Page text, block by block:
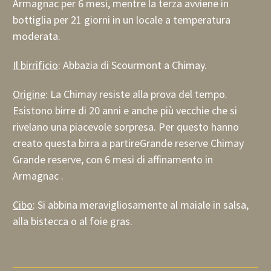
Armagnac per 6 mesi, mentre la terza avviene in
bottiglia per 21 giorni in un locale a temperatura
moderata.
Il birrificio: Abbazia di Scourmont a Chimay.
Origine: La Chimay resiste alla prova del tempo.
Esistono birre di 20 anni e anche più vecchie che si
rivelano una piacevole sorpresa. Per questo hanno
creato questa birra a partireGrande reserve Chimay
Grande reserve, con 6 mesi di affinamento in
Armagnac .
Cibo: Si abbina meravigliosamente al maiale in salsa,
alla bistecca o al foie gras.